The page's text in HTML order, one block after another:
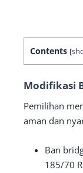
Contents [
Modifikasi
Pemilihan
aman dan
Ban
185/70